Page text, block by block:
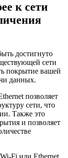
к сети
достигнуто
сети
покрытие вашей
данных.
позволяет
сети, что
Также это
и позволяет